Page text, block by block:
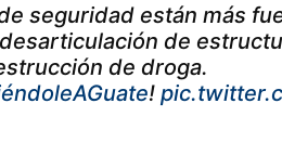
seguridad están más
de
de droga.
!